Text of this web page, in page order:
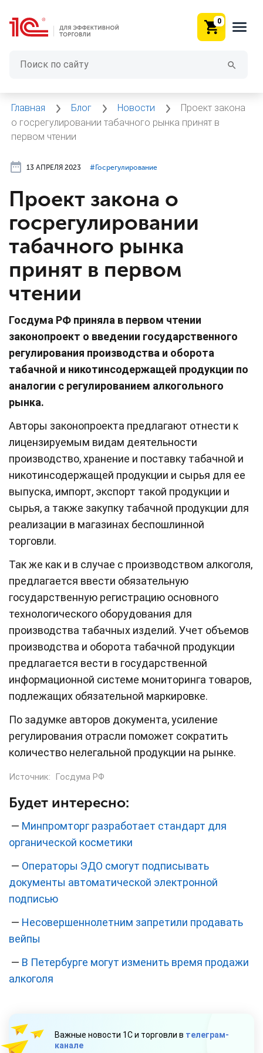
0
Главная Блог Новости
Проект закона
о госрегулировании табачного рынка принят в
первом чтении
13 АПРЕЛЯ 2023 #⁣Госрегулирование
Проект закона о
госрегулировании
табачного рынка
принят в первом
чтении
Госдума РФ приняла в первом чтении
законопроект о введении государственного
регулирования производства и оборота
табачной и никотинсодержащей продукции по
аналогии с регулированием алкогольного
рынка.
Авторы законопроекта предлагают отнести к
лицензируемым видам деятельности
производство, хранение и поставку табачной и
никотинсодержащей продукции и сырья для ее
выпуска, импорт, экспорт такой продукции и
сырья, а также закупку табачной продукции для
реализации в магазинах беспошлинной
торговли.
Так же как и в случае с производством алкоголя,
предлагается ввести обязательную
государственную регистрацию основного
технологического оборудования для
производства табачных изделий. Учет объемов
производства и оборота табачной продукции
предлагается вести в государственной
информационной системе мониторинга товаров,
подлежащих обязательной маркировке.
По задумке авторов документа, усиление
регулирования отрасли поможет сократить
количество нелегальной продукции на рынке.
Источник: Госдума РФ
Будет интересно:
— Минпромторг разработает стандарт для
органической косметики
— Операторы ЭДО смогут подписывать
документы автоматической электронной
подписью
— Несовершеннолетним запретили продавать
вейпы
— В Петербурге могут изменить время продажи
алкоголя
Важные новости 1С и торговли в телеграм-
канале